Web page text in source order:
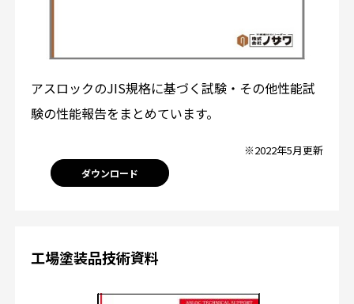
アスロックのJIS規格に基づく試験・その他性能試
験の性能報告をまとめています。
※2022年5月更新
ダウンロード
工場塗装品技術資料